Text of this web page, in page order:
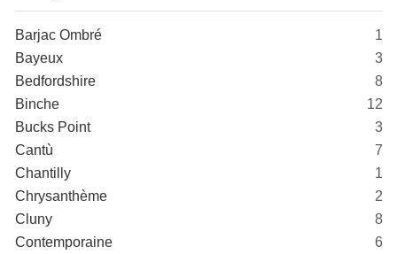
Barjac Ombré
1
Bayeux
3
Bedfordshire
8
Binche
12
Bucks Point
3
Cantù
7
Chantilly
1
Chrysanthème
2
Cluny
8
Contemporaine
6